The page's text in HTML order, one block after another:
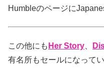
Humbleのページに
この他にも Her Story
有名所もセールになってい